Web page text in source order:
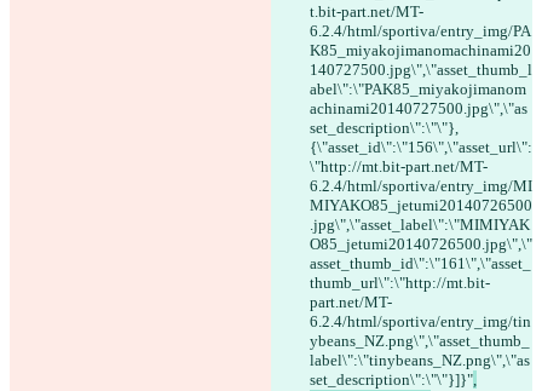
t.bit-part.net/MT-
6.2.4/html/sportiva/entry_img/PA
K85_miyakojimanomachinami20
140727500.jpg\",\"asset_thumb_l
abel\":\"PAK85_miyakojimanom
achinami20140727500.jpg\",\"as
set_description\":\"\"},
{\"asset_id\":\"156\",\"asset_url\":
\"http://mt.bit-part.net/MT-
6.2.4/html/sportiva/entry_img/MI
MIYAKO85_jetumi20140726500
.jpg\",\"asset_label\":\"MIMIYAK
O85_jetumi20140726500.jpg\",\"
asset_thumb_id\":\"161\",\"asset_
thumb_url\":\"http://mt.bit-
part.net/MT-
6.2.4/html/sportiva/entry_img/tin
ybeans_NZ.png\",\"asset_thumb_
label\":\"tinybeans_NZ.png\",\"as
set_description\":\"\"}]}",